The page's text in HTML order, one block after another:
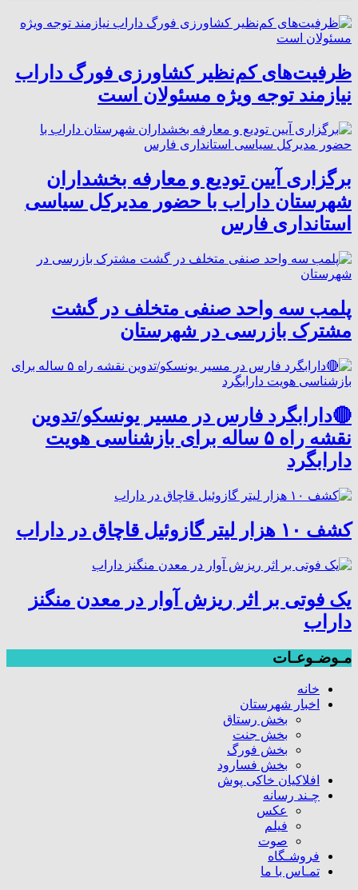
ظرفیت‌های کم‌نظیر کشاورزی فورگ داراب
نیازمند توجه ویژه مسئولان است
برگزاری آیین تودیع و معارفه بخشداران
شهرستان داراب با حضور مدیرکل سیاسی
استانداری فارس
پلمب سه واحد صنفی متخلف در گشت
مشترک بازرسی در شهرستان
🔴دارابگرد فارس در مسیر یونسکو/تدوین
نقشه راه ۵ ساله برای بازشناسی هویت
دارابگرد
کشف ۱۰ هزار لیتر گازوئیل قاچاق در داراب
یک فوتی بر اثر ریزش آوار در معدن منگنز
داراب
مـوضـوعـات
خانه
اخبار شهرستان
بخش رستاق
بخش جنت
بخش فورگ
بخش فسارود
افلاکیان خاکی پوش
چـند رسانه
عکس
فیلم
صوت
فروشـگاه
تمـاس با ما